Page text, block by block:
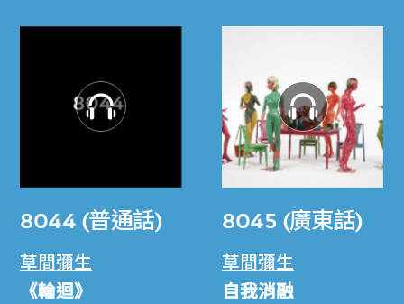
8044 (普通話)
草間彌生
《輪迴》
8045 (廣東話)
草間彌生
自我消融